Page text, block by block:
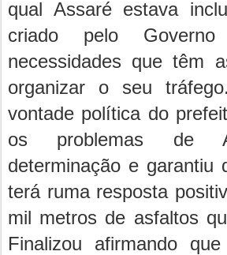
qual Assaré estava
criado pelo
necessidades que têm
organizar o seu
vontade política do
os problemas de
determinação e garantiu
terá ruma resposta
mil metros de asfaltos
Finalizou afirmando